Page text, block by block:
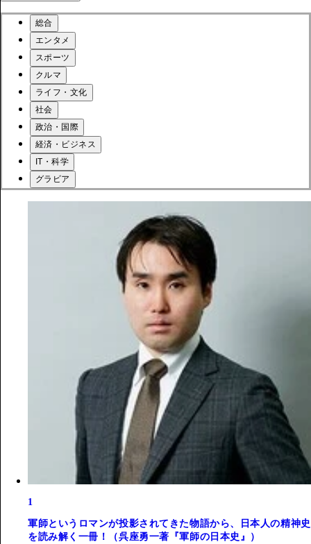
総合
エンタメ
スポーツ
クルマ
ライフ・文化
社会
政治・国際
経済・ビジネス
IT・科学
グラビア
1
軍師というロマンが投影されてきた物語から、日本人の精神史
を読み解く一冊！（呉座勇一著『軍師の日本史』）